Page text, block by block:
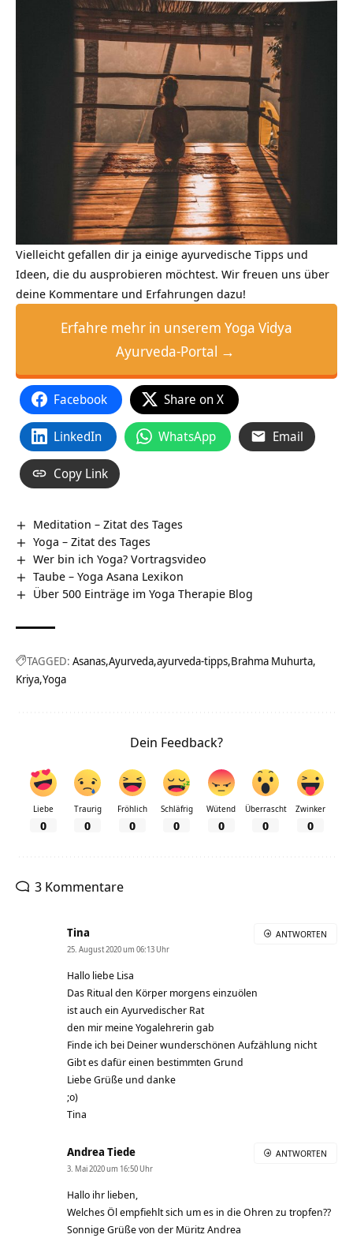
Vielleicht gefallen dir ja einige ayurvedische Tipps und
Ideen, die du ausprobieren möchtest. Wir freuen uns über
deine Kommentare und Erfahrungen dazu!
Erfahre mehr in unserem Yoga Vidya
Ayurveda-Portal →
Facebook Share on X
LinkedIn WhatsApp Email
Copy Link
Meditation – Zitat des Tages
Yoga – Zitat des Tages
Wer bin ich Yoga? Vortragsvideo
Taube – Yoga Asana Lexikon
Über 500 Einträge im Yoga Therapie Blog
TAGGED: Asanas Ayurveda ayurveda-tipps Brahma Muhurta
Kriya Yoga
Dein Feedback?
Liebe
0
Traurig
0
Fröhlich
0
Schläfrig
0
Wütend
0
Überrascht
0
Zwinker
0
3 Kommentare
Tina
25. August 2020 um 06:13 Uhr
Hallo liebe Lisa
Das Ritual den Körper morgens einzuölen
ist auch ein Ayurvedischer Rat
den mir meine Yogalehrerin gab
Finde ich bei Deiner wunderschönen Aufzählung nicht
Gibt es dafür einen bestimmten Grund
Liebe Grüße und danke
;o)
Tina
ANTWORTEN
Andrea Tiede
3. Mai 2020 um 16:50 Uhr
Hallo ihr lieben,
Welches Öl empfiehlt sich um es in die Ohren zu tropfen??
Sonnige Grüße von der Müritz Andrea
ANTWORTEN